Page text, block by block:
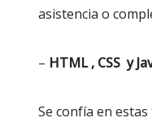
asistencia o
– HTML , CSS y
Se confía en